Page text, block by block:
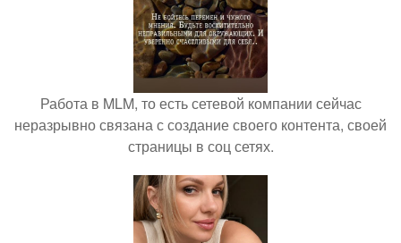
Работа в MLM, то есть сетевой компании сейчас
неразрывно связана с создание своего контента, своей
страницы в соц сетях.